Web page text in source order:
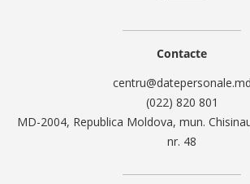
Contacte
centru@datepersonale.md
(022) 820 801
MD-2004, Republica Moldova, mun.
nr. 48